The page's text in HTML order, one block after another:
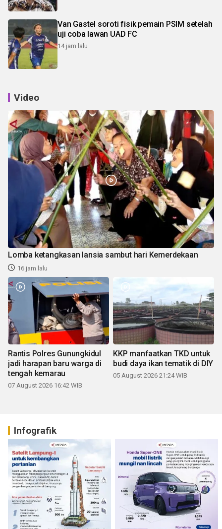
Van Gastel soroti fisik pemain PSIM setelah
uji coba lawan UAD FC
14 jam lalu
Video
Lomba ketangkasan lansia sambut hari Kemerdekaan
16 jam lalu
Rantis Polres Gunungkidul
jadi harapan baru warga di
tengah kemarau
07 August 2026 16:42 WIB
KKP manfaatkan TKD untuk
budi daya ikan tematik di DIY
05 August 2026 21:24 WIB
Infografik